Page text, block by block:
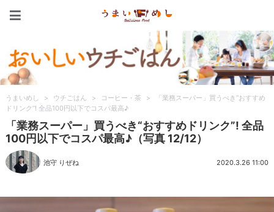
うまいめし > ウチごはん > コーヒー・茶 >
「業務スーパー」買うべき“おすすめ
ドリンク”! 全品100円以下でコスパ最高♪
「業務スーパー」買うべき“おすすめドリンク”! 全品
100円以下でコスパ最高♪（写真 12/12）
池守 りぜね 2020.3.26 11:00